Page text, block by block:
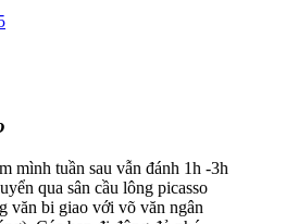
mình tuần sau vẫn đánh 1h -3h
qua sân cầu lông picasso
văn bi giao với võ văn ngân